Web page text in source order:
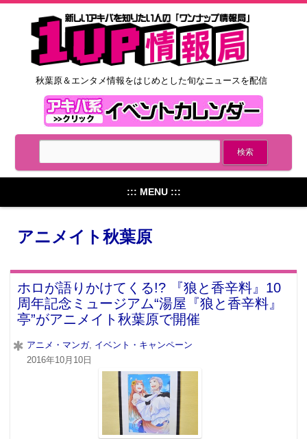
秋葉原＆エンタメ情報をはじめとした旬なニュースを配信
::: MENU :::
アニメイト秋葉原
ホロが語りかけてくる!? 『狼と香辛料』10
周年記念ミュージアム“湯屋『狼と香辛料』
亭”がアニメイト秋葉原で開催
アニメ・マンガ, イベント・キャンペーン
2016年10月10日